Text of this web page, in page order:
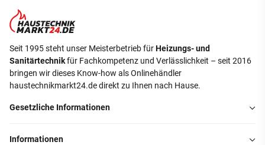
Seit 1995 steht unser Meisterbetrieb fürHeizungs- und
Sanitärtechnikfür Fachkompetenz und Verlässlichkeit – seit 2016
bringen wir dieses Know-how als Onlinehändler
haustechnikmarkt24.de direkt zu Ihnen nach Hause.
Gesetzliche Informationen
Informationen